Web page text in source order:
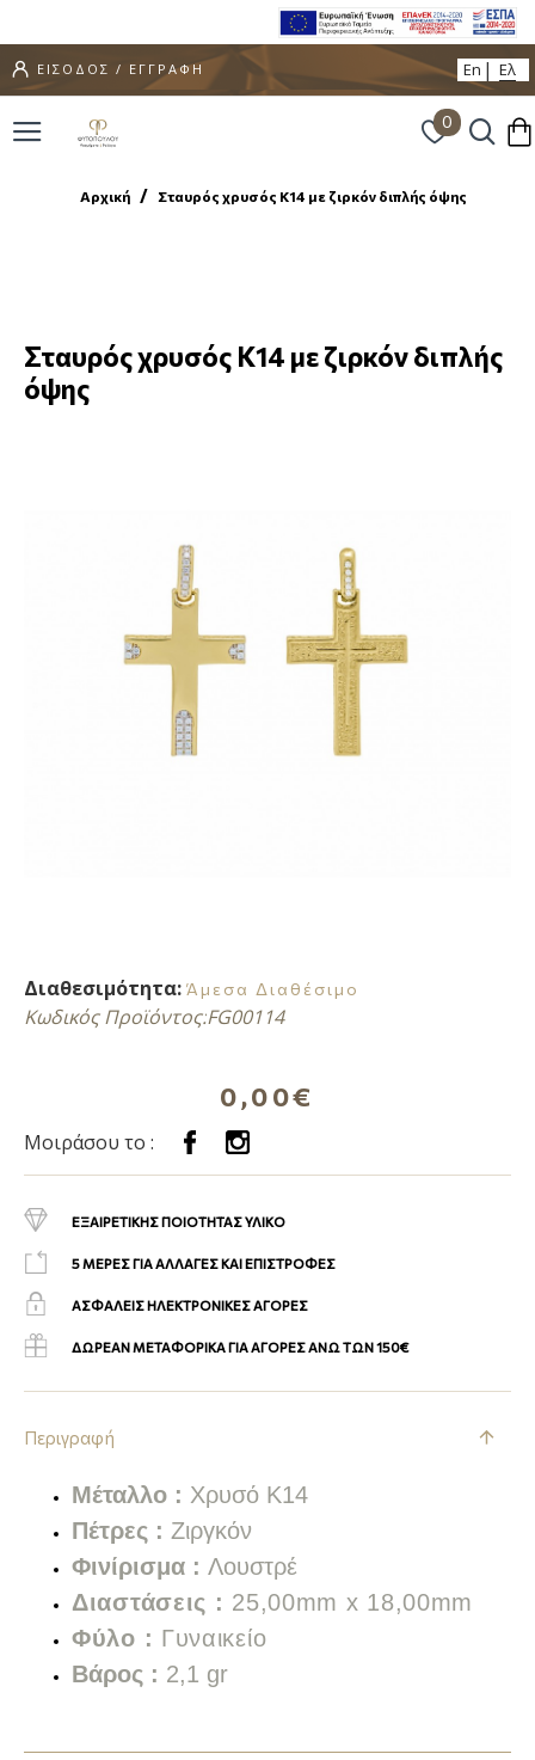
ΕΙΣΟΔΟΣ / ΕΓΓΡΑΦΗ En Ελ
0
Αρχική Σταυρός χρυσός Κ14 με ζιρκόν διπλής όψης
Σταυρός χρυσός Κ14 με ζιρκόν διπλής
όψης
Διαθεσιμότητα: Άμεσα Διαθέσιμο
Κωδικός Προϊόντος:FG00114
0,00€
Μοιράσου το :
ΕΞΑΙΡΕΤΙΚΗΣ ΠΟΙΟΤΗΤΑΣ ΥΛΙΚΟ
5 ΜΕΡΕΣ ΓΙΑ ΑΛΛΑΓΕΣ ΚΑΙ ΕΠΙΣΤΡΟΦΕΣ
ΑΣΦΑΛΕΙΣ ΗΛΕΚΤΡΟΝΙΚΕΣ ΑΓΟΡΕΣ
ΔΩΡΕΑΝ ΜΕΤΑΦΟΡΙΚΑ ΓΙΑ ΑΓΟΡΕΣ ΑΝΩ ΤΩΝ 150€
Περιγραφή
Μέταλλο : Χρυσό Κ14
Πέτρες : Ζιργκόν
Φινίρισμα : Λουστρέ
Διαστάσεις : 25,00mm x 18,00mm
Φύλο : Γυναικείο
Βάρος : 2,1 gr